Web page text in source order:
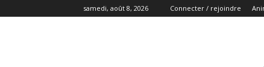
samedi, août 8, 2026 Connecter / rejoindre